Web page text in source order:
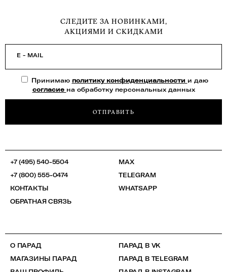
СЛЕДИТЕ ЗА НОВИНКАМИ,
АКЦИЯМИ И СКИДКАМИ
E - MAIL
Принимаю политику конфиденциальности и даю
согласие на обработку персональных данных
ОТПРАВИТЬ
+7 (495) 540-5504
+7 (800) 555-0474
КОНТАКТЫ
ОБРАТНАЯ СВЯЗЬ
MAX
TELEGRAM
WHATSAPP
О ПАРАД
МАГАЗИНЫ ПАРАД
ПАРАД В VK
ПАРАД В TELEGRAM